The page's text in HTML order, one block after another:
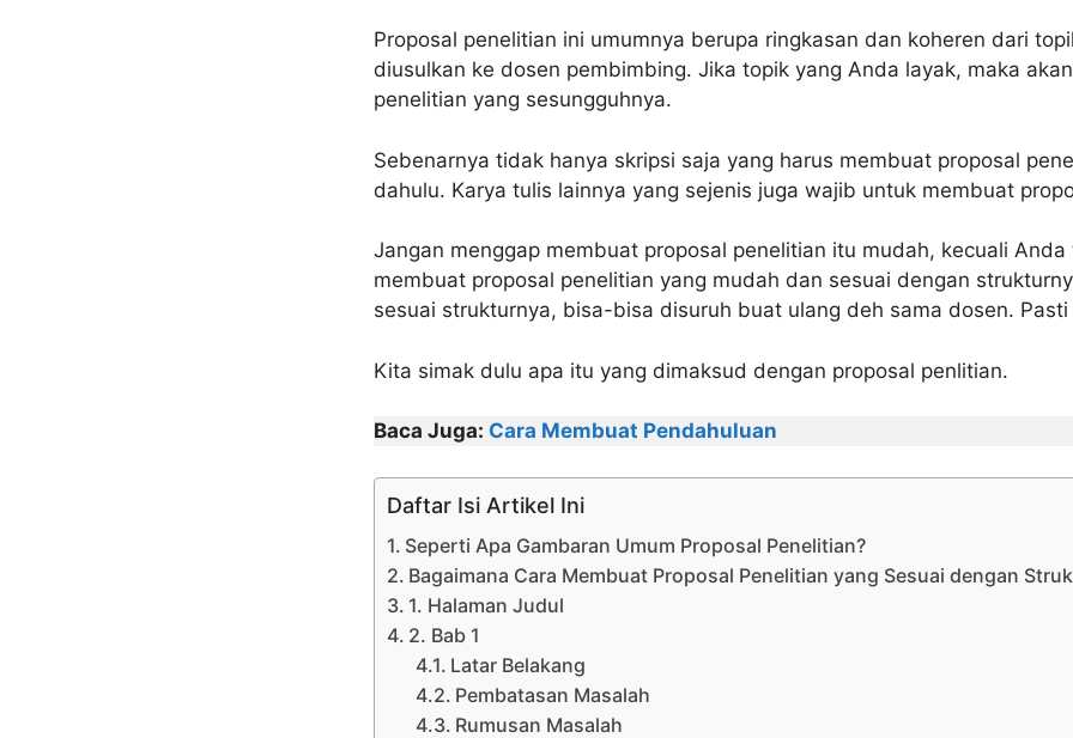
Proposal penelitian ini umumnya berupa ringkasan dan koheren dari
diusulkan ke dosen pembimbing. Jika topik yang Anda layak, maka
penelitian yang sesungguhnya.
Sebenarnya tidak hanya skripsi saja yang harus membuat proposal
dahulu. Karya tulis lainnya yang sejenis juga wajib untuk membuat
Jangan menggap membuat proposal penelitian itu mudah, kecuali Anda
membuat proposal penelitian yang mudah dan sesuai dengan
sesuai strukturnya, bisa-bisa disuruh buat ulang deh sama dosen.
Kita simak dulu apa itu yang dimaksud dengan proposal penlitian.
Baca Juga: Cara Membuat Pendahuluan
Daftar Isi Artikel Ini
Seperti Apa Gambaran Umum Proposal Penelitian?
Bagaimana Cara Membuat Proposal Penelitian yang Sesuai dengan
1. Halaman Judul
2. Bab 1
Latar Belakang
Pembatasan Masalah
Rumusan Masalah